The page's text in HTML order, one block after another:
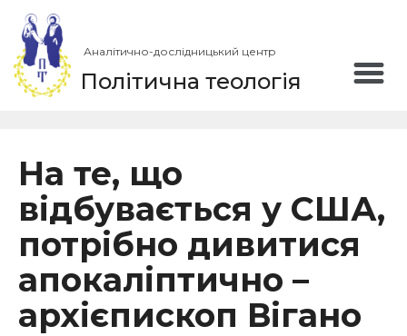
Аналітично-дослідницький центр
Політична теологія
На те, що
відбувається у США,
потрібно дивитися
апокаліптично –
архієпископ Вігано